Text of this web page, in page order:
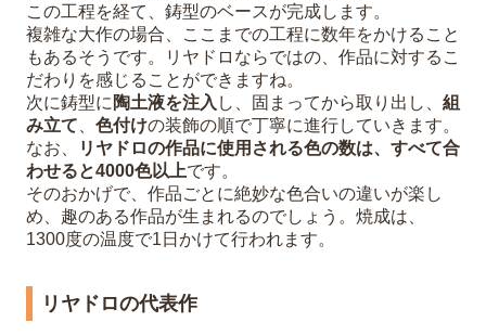
この工程を経て、鋳型のベースが完成します。
複雑な大作の場合、ここまでの工程に数年をかけること
もあるそうです。リヤドロならではの、作品に対するこ
だわりを感じることができますね。
次に鋳型に 陶土液を注入 し、固まってから取り出し、 組
み立て
色付けの装飾の順で丁寧に進行していきます。
なお、
リヤドロの作品に使用される色の数は、すべて合
わせると4000色以上です。
そのおかげで、作品ごとに絶妙な色合いの違いが楽し
め、趣のある作品が生まれるのでしょう。焼成は、
1300度の温度で1日かけて行われます。
リヤドロの代表作